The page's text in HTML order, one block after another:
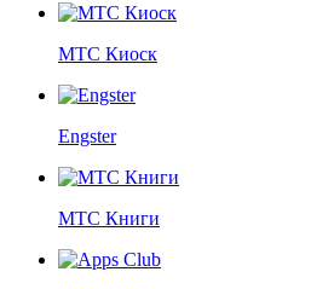
МТС Киоск
Engster
МТС Книги